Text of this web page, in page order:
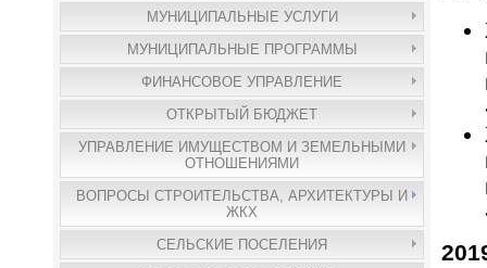
МУНИЦИПАЛЬНЫЕ УСЛУГИ
МУНИЦИПАЛЬНЫЕ ПРОГРАММЫ
ФИНАНСОВОЕ УПРАВЛЕНИЕ
ОТКРЫТЫЙ БЮДЖЕТ
УПРАВЛЕНИЕ ИМУЩЕСТВОМ И ЗЕМЕЛЬНЫМИ
ОТНОШЕНИЯМИ
ВОПРОСЫ СТРОИТЕЛЬСТВА, АРХИТЕКТУРЫ И
ЖКХ
СЕЛЬСКИЕ ПОСЕЛЕНИЯ